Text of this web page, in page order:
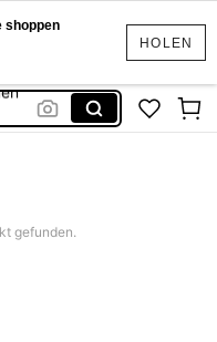
HOLEN
shoppen
gefunden.